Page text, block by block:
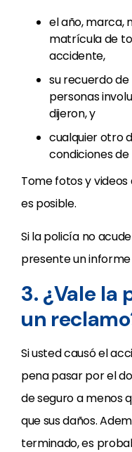
el año, marca,
matrícula de
accidente,
su recuerdo de
personas
dijeron, y
cualquier otro
condiciones
Tome fotos y
es posible.
Si la policía no
presente un
3. ¿Vale la
un
Si usted causó el
pena pasar por el
de seguro a menos
que sus daños.
terminado, es